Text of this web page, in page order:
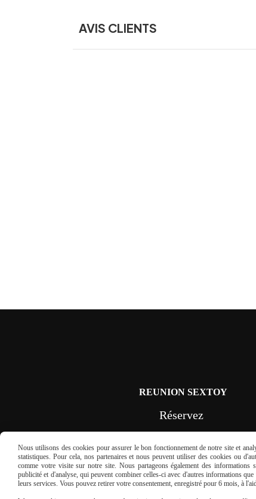
AVIS CLIENTS
REUNION SEXTOY
Réservez
en France
REMPLISSEZ LE
Nous utilisons des cookies pour assurer le bon fonctionnement de notre site et
statistiques. Pour cela, nos partenaires et nous peuvent utiliser des cookies ou
comme votre visite sur notre site. Nous partageons également des
publicité et d'analyse, qui peuvent combiner celles-ci avec d'autres informations
leurs services. Vous pouvez retirer votre consentement, enregistré pour 6 mois, à